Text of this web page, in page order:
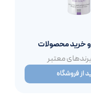
خرید محصولات
معتبر
از فروشگاه‌